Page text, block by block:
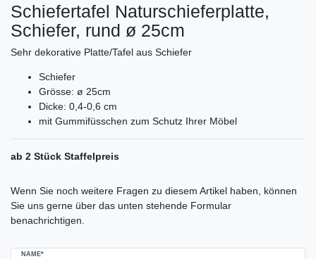
Schiefertafel Naturschieferplatte,
Schiefer, rund ø 25cm
Sehr dekorative Platte/Tafel aus Schiefer
Schiefer
Grösse: ø 25cm
Dicke: 0,4-0,6 cm
mit Gummifüsschen zum Schutz Ihrer Möbel
ab 2 Stück Staffelpreis
Wenn Sie noch weitere Fragen zu diesem Artikel haben, können
Sie uns gerne über das unten stehende Formular
benachrichtigen.
NAME*